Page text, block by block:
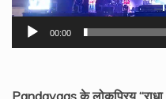
00:00